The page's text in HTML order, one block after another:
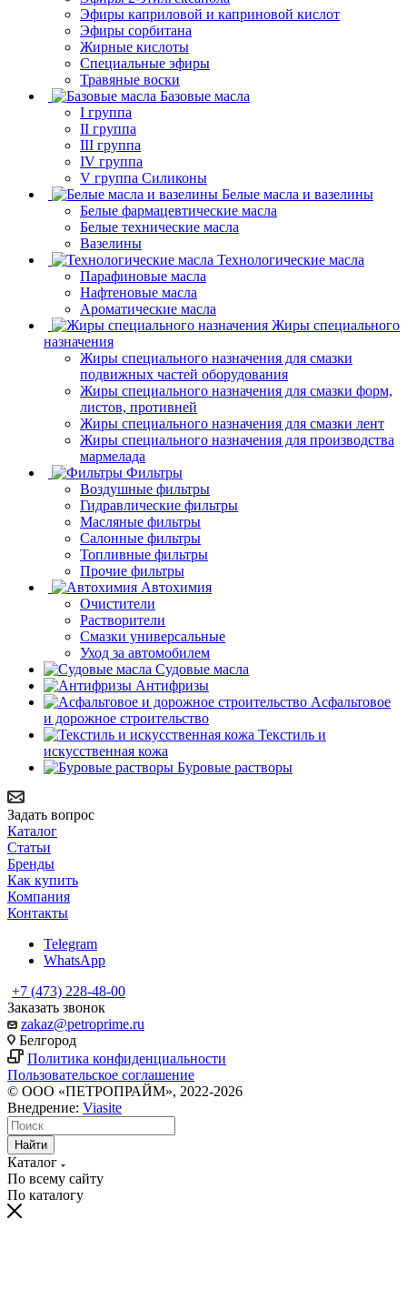
Эфиры каприловой и каприновой кислот
Эфиры сорбитана
Жирные кислоты
Специальные эфиры
Травяные воски
Базовые масла
I группа
II группа
III группа
IV группа
V группа Силиконы
Белые масла и вазелины
Белые фармацевтические масла
Белые технические масла
Вазелины
Технологические масла
Парафиновые масла
Нафтеновые масла
Ароматические масла
Жиры специального
назначения
Жиры специального назначения для смазки
подвижных частей оборудования
Жиры специального назначения для смазки форм,
листов, противней
Жиры специального назначения для смазки лент
Жиры специального назначения для производства
мармелада
Фильтры
Воздушные фильтры
Гидравлические фильтры
Масляные фильтры
Салонные фильтры
Топливные фильтры
Прочие фильтры
Автохимия
Очистители
Растворители
Смазки универсальные
Уход за автомобилем
Судовые масла
Антифризы
Асфальтовое
и дорожное строительство
Текстиль и
искусственная кожа
Буровые растворы
Задать вопрос
Каталог
Статьи
Бренды
Как купить
Компания
Контакты
Telegram
WhatsApp
+7 (473) 228-48-00
Заказать звонок
zakaz@petroprime.ru
Белгород
Политика конфиденциальности
Пользовательское соглашение
© ООО «ПЕТРОПРАЙМ», 2022-2026
Внедрение: Viasite
Найти
Каталог
По всему сайту
По каталогу